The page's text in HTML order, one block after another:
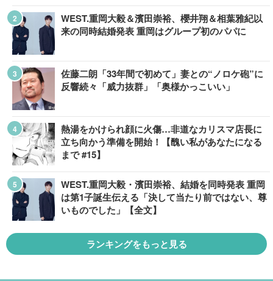
WEST.重岡大毅＆濱田崇裕、櫻井翔＆相葉雅紀以
来の同時結婚発表 重岡はグループ初のパパに
佐藤二朗「33年間で初めて」妻との“ノロケ砲”に
反響続々「威力抜群」「奥様かっこいい」
熱湯をかけられ顔に火傷…非道なカリスマ店長に
立ち向かう準備を開始！【醜い私があなたになる
まで #15】
WEST.重岡大毅・濱田崇裕、結婚を同時発表 重岡
は第1子誕生伝える「決して当たり前ではない、尊
いものでした」【全文】
ランキングをもっと見る